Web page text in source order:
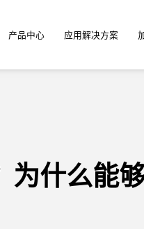
产品中心 应用解决方案
为什么能